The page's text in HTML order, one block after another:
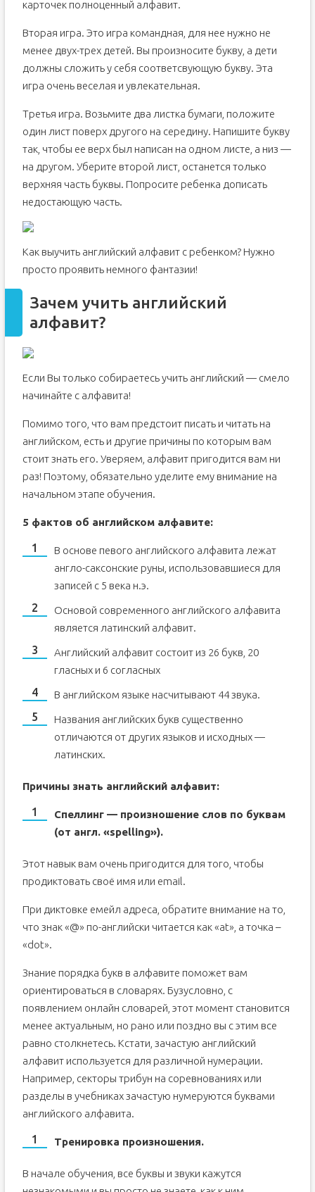
карточек полноценный алфавит.
Вторая игра. Это игра командная, для нее нужно не
менее двух-трех детей. Вы произносите букву, а дети
должны сложить у себя соответсвующую букву. Эта
игра очень веселая и увлекательная.
Третья игра. Возьмите два листка бумаги, положите
один лист поверх другого на середину. Напишите букву
так, чтобы ее верх был написан на одном листе, а низ —
на другом. Уберите второй лист, останется только
верхняя часть буквы. Попросите ребенка дописать
недостающую часть.
Как выучить английский алфавит с ребенком? Нужно
просто проявить немного фантазии!
Зачем учить английский
алфавит?
Если Вы только собираетесь учить английский — смело
начинайте с алфавита!
Помимо того, что вам предстоит писать и читать на
английском, есть и другие причины по которым вам
стоит знать его. Уверяем, алфавит пригодится вам ни
раз! Поэтому, обязательно уделите ему внимание на
начальном этапе обучения.
5 фактов об английском алфавите:
В основе певого английского алфавита лежат
англо-саксонские руны, использовавшиеся для
записей с 5 века н.э.
Основой современного английского алфавита
является латинский алфавит.
Английский алфавит состоит из 26 букв, 20
гласных и 6 согласных
В английском языке насчитывают 44 звука.
Названия английских букв существенно
отличаются от других языков и исходных —
латинских.
Причины знать английский алфавит:
Спеллинг — произношение слов по буквам
(от англ. «spelling»).
Этот навык вам очень пригодится для того, чтобы
продиктовать своё имя или email.
При диктовке емейл адреса, обратите внимание на то,
что знак «@» по-английски читается как «at», а точка –
«dot».
Знание порядка букв в алфавите поможет вам
ориентироваться в словарях. Бузусловно, с
появлением онлайн словарей, этот момент становится
менее актуальным, но рано или поздно вы с этим все
равно столкнетесь. Кстати, зачастую английский
алфавит используется для различной нумерации.
Например, секторы трибун на соревнованиях или
разделы в учебниках зачастую нумеруются буквами
английского алфавита.
Тренировка произношения.
В начале обучения, все буквы и звуки кажутся